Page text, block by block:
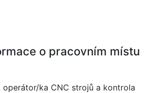
o pracovním místu
operátor/ka CNC strojů a kontrola